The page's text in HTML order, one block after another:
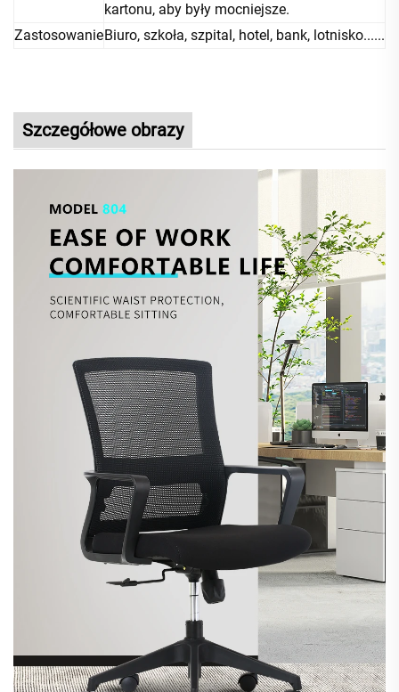
kartonu, aby były mocniejsze.
ZastosowanieBiuro, szkoła, szpital, hotel, bank, lotnisko......
Szczegółowe obrazy